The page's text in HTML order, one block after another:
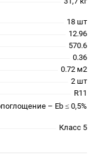
18 шт
12.96
570.6
0.36
0.72 м2
2 шт
R11
– Eb ≤ 0,5%
Класс 5